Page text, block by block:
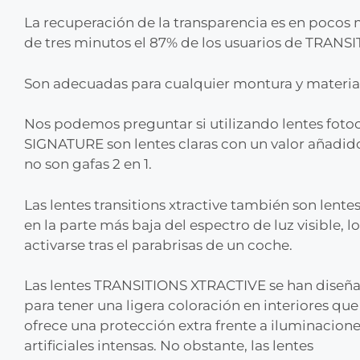
La recuperación de la transparencia es en
de tres minutos el 87% de los usuarios de
Son adecuadas para cualquier montura y
Nos podemos preguntar si utilizando lentes
SIGNATURE son lentes claras con un valor
no son gafas 2 en 1.
Las lentes transitions xtractive también son
en la parte más baja del espectro de luz visible,
activarse tras el parabrisas de un coche.
Las lentes TRANSITIONS XTRACTIVE se han
para tener una ligera coloración en interiores que
ofrece una protección extra frente a
artificiales intensas. No obstante, las lentes